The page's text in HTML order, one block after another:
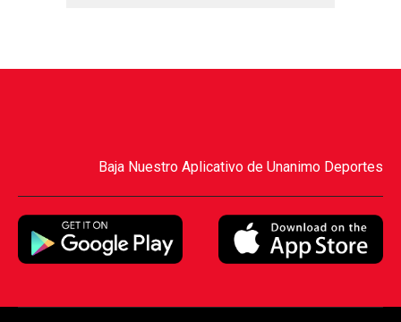
Baja Nuestro Aplicativo de Unanimo Deportes